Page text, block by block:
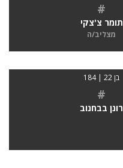
#
תומר צ'צקי
מצליב/ה
בן 22 | 184
#
רונן בבחנוב